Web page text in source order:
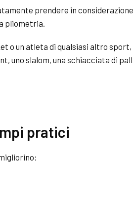
prendere in considerazione
pliometria.
o un atleta di qualsiasi altro
, uno slalom, una schiacciata di
pratici